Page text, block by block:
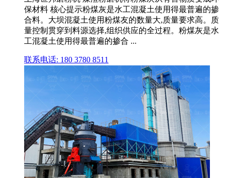
保材料 核心提示粉煤灰是水工混凝土使用得最普遍的掺
合料。大坝混凝土使用粉煤友的数量大,质量要求高。质
量控制贯穿到料源选择,组织供应的全过程。粉煤灰是水
工混凝土使用得最普遍的掺合 ...
联系电话: 180 3780 8511